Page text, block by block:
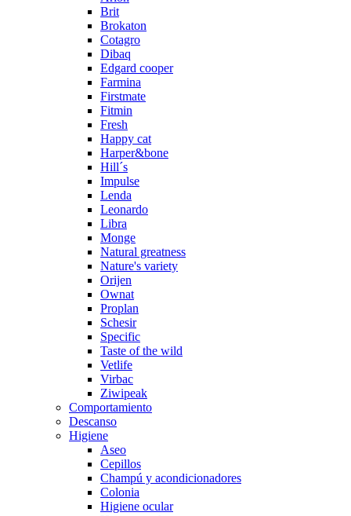
Brit
Brokaton
Cotagro
Dibaq
Edgard cooper
Farmina
Firstmate
Fitmin
Fresh
Happy cat
Harper&bone
Hill´s
Impulse
Lenda
Leonardo
Libra
Monge
Natural greatness
Nature's variety
Orijen
Ownat
Proplan
Schesir
Specific
Taste of the wild
Vetlife
Virbac
Ziwipeak
Comportamiento
Descanso
Higiene
Aseo
Cepillos
Champú y acondicionadores
Colonia
Higiene ocular